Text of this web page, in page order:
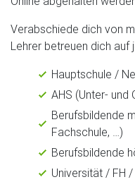
Verabschiede dich von
Lehrer betreuen dich auf
Hauptschule /
AHS (Unter- und
Berufsbildende
Fachschule, …)
Berufsbildende
Universität / FH /